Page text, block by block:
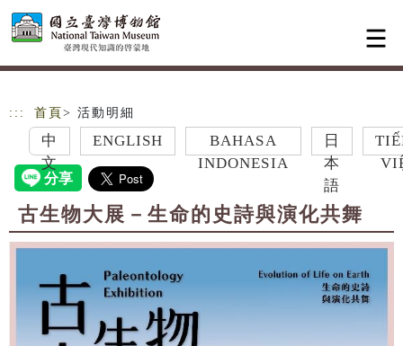
跳到主要內容
網站導覽
::: 首頁 > 活動明細
中
文
ENGLISH
BAHASA
INDONESIA
日
本
TIẾNG
VIỆT
古生物大展－生命的史詩與演化共舞